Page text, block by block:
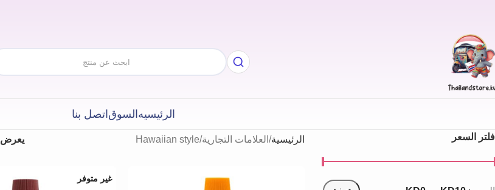
الرئيسيهالسوقاتصل بنا
فلتر السعر
الرئيسية العلامات التجارية Hawaiian style يعرض
غير متوفر